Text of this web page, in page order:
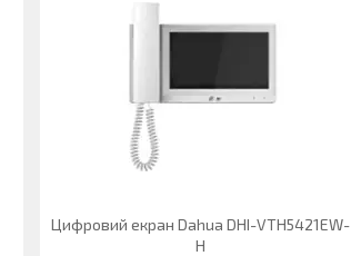
Цифровий екран Dahua DHI-VTH5421EW-
H